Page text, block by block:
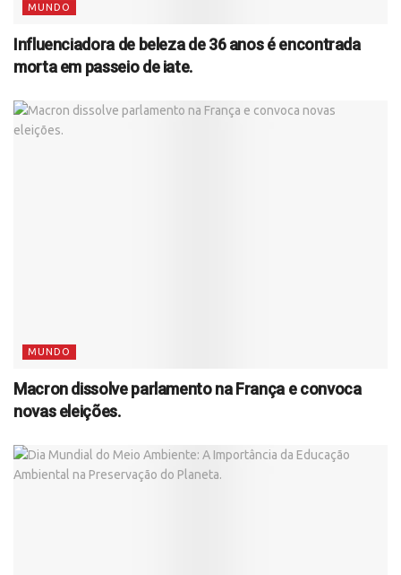
MUNDO
Influenciadora de beleza de 36 anos é encontrada
morta em passeio de iate.
MUNDO
Macron dissolve parlamento na França e convoca
novas eleições.